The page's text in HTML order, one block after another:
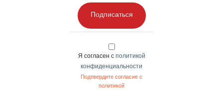
Подписаться
Я согласен с политикой
конфиденциальности
Подтвердите согласие с
политикой